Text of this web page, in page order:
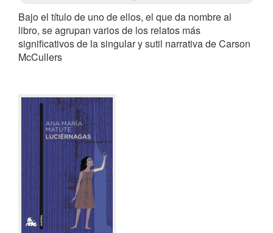
Bajo el título de uno de ellos, el que da nombre al
libro, se agrupan varios de los relatos más
significativos de la singular y sutil narrativa de Carson
McCullers